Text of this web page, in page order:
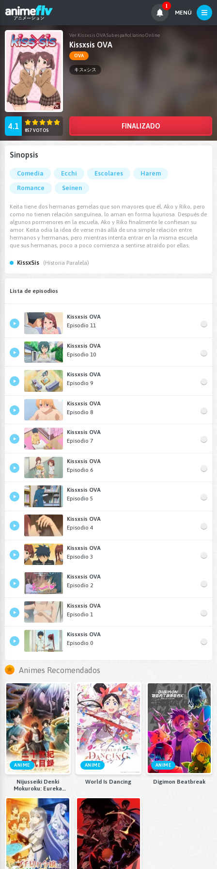
1
MENÚ
Ver Kissxsis OVA Sub español latino Online
Kissxsis OVA
OVA
キス×シス
4.1 857 VOTOS
FINALIZADO
Sinopsis
Comedia Ecchi Escolares
Harem
Romance
Seinen
Keita tiene dos hermanas gemelas que son mayores que él, Ako y Riko, pero
como no tienen relación sanguínea, lo aman en forma lujuriosa. Después de
algunos pormenores en la escuela, Ako y Riko finalmente le confiesan su
amor. Keita odia la idea de verse más allá de una simple relación entre
hermanos y hermanas, pero mientras intenta entrar en la misma escuela
que sus hermanas, poco a poco comienza a sentirse atraído por ellas.
KissxSis (Historia Paralela)
Lista de episodios
Kissxsis OVA
Episodio 11
Kissxsis OVA
Episodio 10
Kissxsis OVA
Episodio 9
Kissxsis OVA
Episodio 8
Kissxsis OVA
Episodio 7
Kissxsis OVA
Episodio 6
Kissxsis OVA
Episodio 5
Kissxsis OVA
Episodio 4
Kissxsis OVA
Episodio 3
Kissxsis OVA
Episodio 2
Kissxsis OVA
Episodio 1
Kissxsis OVA
Episodio 0
Animes Recomendados
ANIME
Nijusseiki Denki
Mokuroku: Eureka
ANIME
World Is Dancing
ANIME
Digimon Beatbreak